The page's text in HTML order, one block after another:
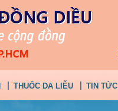
THUỐC DA LIỄU TIN TỨC